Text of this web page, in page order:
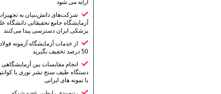
شرکت‌های دانش‌بنیان به تجهیزات
آزمایشگاه جامع تحقیقاتی دانشگاه علوم
پزشکی ایران دسترسی پیدا می‌کنند
از خدمات آزمایشگاه آزمونه فولاد تا
انجام مقایسات بین آزمایشگاهی
دستگاه طیف سنج نشر نوری یا کوانتومتر
با نمونه های ایرانی